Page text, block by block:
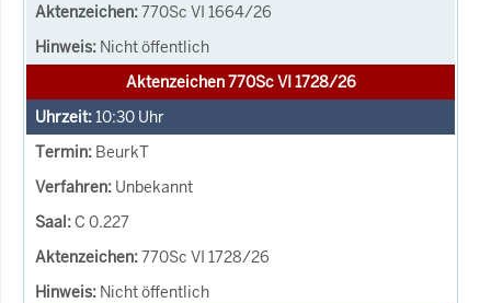
770Sc VI 1664/26
Nicht öffentlich
Aktenzeichen 770Sc VI 1728/26
10:30 Uhr
BeurkT
Unbekannt
C 0.227
770Sc VI 1728/26
Nicht öffentlich